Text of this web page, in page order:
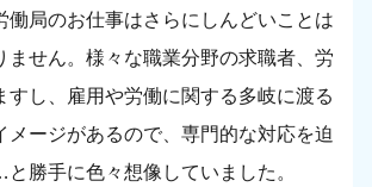
働局のお仕事はさらにしんどいことは
ません。様々な職業分野の求職者、労
すし、雇用や労働に関する多岐に渡る
メージがあるので、専門的な対応を迫
勝手に色々想像していました。